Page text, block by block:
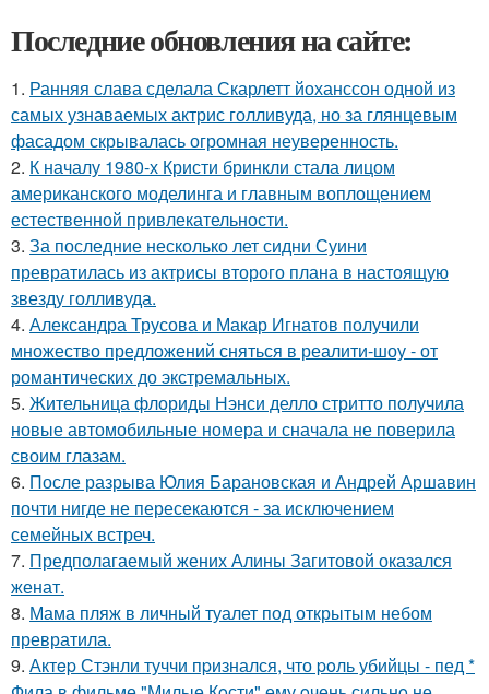
Последние обновления на сайте:
1. Ранняя слава сделала Скарлетт йоханссон одной из
самых узнаваемых актрис голливуда, но за глянцевым
фасадом скрывалась огромная неуверенность.
2. К началу 1980-х Кристи бринкли стала лицом
американского моделинга и главным воплощением
естественной привлекательности.
3. За последние несколько лет сидни Суини
превратилась из актрисы второго плана в настоящую
звезду голливуда.
4. Александра Трусова и Макар Игнатов получили
множество предложений сняться в реалити-шоу - от
романтических до экстремальных.
5. Жительница флориды Нэнси делло стритто получила
новые автомобильные номера и сначала не поверила
своим глазам.
6. После разрыва Юлия Барановская и Андрей Аршавин
почти нигде не пересекаются - за исключением
семейных встреч.
7. Предполагаемый жених Алины Загитовой оказался
женат.
8. Мама пляж в личный туалет под открытым небом
превратила.
9. Актep Стэнли туччи пpизнался, что poль убийцы - пед *